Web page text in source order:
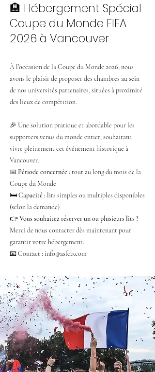
🏨 Hébergement Spécial
Coupe du Monde FIFA
2026 à Vancouver
À l’occasion de la Coupe du Monde 2026, nous
avons le plaisir de proposer des chambres au sein
de nos universités partenaires, situées à proximité
des lieux de compétition.
🎉 Une solution pratique et abordable pour les
supporters venus du monde entier, souhaitant
vivre pleinement cet événement historique à
Vancouver.
📅 Période concernée : tout au long du mois de la
Coupe du Monde
🛏️Capacité : lits simples ou multiples disponibles
(selon la demande)
👉Vous souhaitez réserver un ou plusieurs lits ?
Merci de nous contacter dès maintenant pour
garantir votre hébergement.
📧 Contact : info@asfcb.com